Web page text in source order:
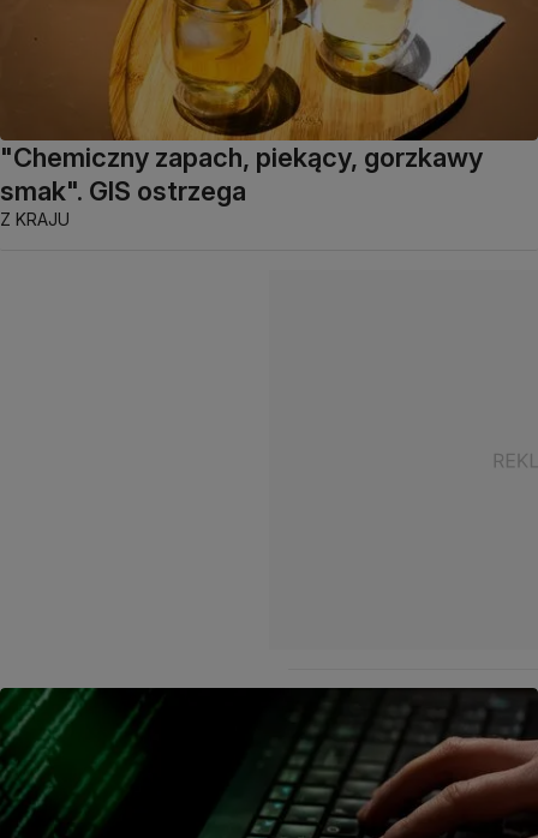
"Chemiczny zapach, piekący, gorzkawy
smak". GIS ostrzega
Z KRAJU